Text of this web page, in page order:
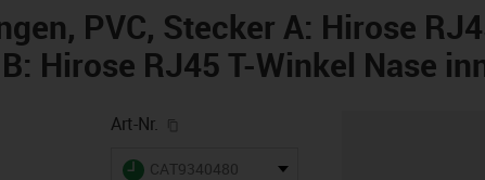
PVC, Stecker A: Hirose
Hirose RJ45 T-Winkel Nase
Art-Nr.
igus-icon-lieferzeit
CAT9340480